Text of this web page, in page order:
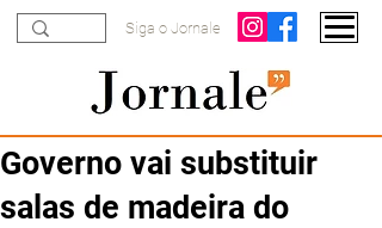
Siga o Jornale
Governo vai substituir
salas de madeira do